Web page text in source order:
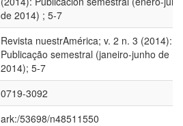
de 2014) ; 5-7
Revista nuestrAmérica; v. 2 n. 3 (2014):
Publicação semestral (janeiro-junho de
2014); 5-7
0719-3092
ark:/53698/n48511550